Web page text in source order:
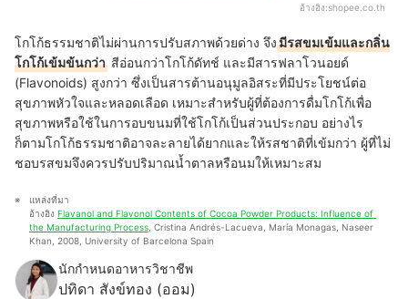
อ้างอิง:shopee.co.th
โกโก้ธรรมชาติไม่ผ่านการปรับสภาพด้วยด่าง จึงมีรสขมเข้มและกลิ่น
โกโก้เข้มข้นกว่า สีอ่อนกว่าโกโก้ดัทช์ และมีสารฟลาโวนอยด์
(Flavonoids) สูงกว่า ซึ่งเป็นสารต้านอนุมูลอิสระที่มีประโยชน์ต่อ
สุขภาพหัวใจและหลอดเลือด เหมาะสำหรับผู้ที่ต้องการดื่มโกโก้เพื่อ
สุขภาพหรือใช้ในการอบขนมที่ใช้โกโก้เป็นส่วนประกอบ อย่างไร
ก็ตามโกโก้ธรรมชาติอาจละลายได้ยากและให้รสชาติที่เข้มกว่า ผู้ที่ไม่
ชอบรสขมจึงควรปรับปริมาณน้ำตาลหรือนมให้เหมาะสม
แหล่งที่มา
อ้างอิง Flavanol and Flavonol Contents of Cocoa Powder Products: Influence of
the Manufacturing Process , Cristina Andrés-Lacueva, María Monagas, Naseer
Khan, 2008, University of Barcelona Spain
นักกำหนดอาหารวิชาชีพ
ปทิดา สังข์ทอง (ออม)